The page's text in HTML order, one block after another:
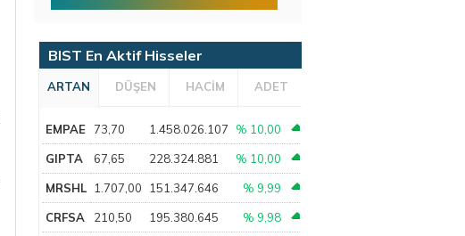
BIST En Aktif Hisseler
ARTAN DÜŞEN HACİM ADET
EMPAE 73,70 1.458.026.107 % 10,00
GIPTA 67,65 228.324.881 % 10,00
MRSHL 1.707,00 151.347.646 % 9,99
CRFSA 210,50 195.380.645 % 9,98